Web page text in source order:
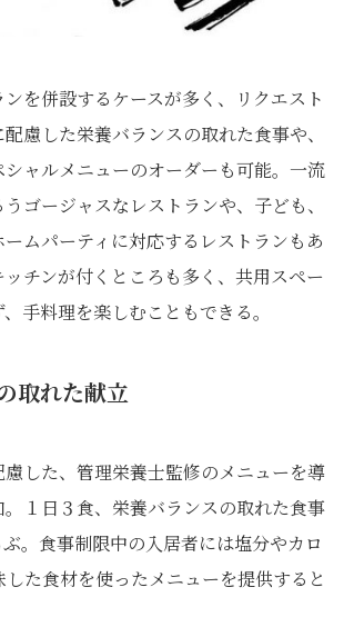
を併設するケースが多く、リクエスト
慮した栄養バランスの取れた食事や、
ャルメニューのオーダーも可能。一流
ゴージャスなレストランや、子ども、
ムパーティに対応するレストランもあ
チンが付くところも多く、共用スペー
手料理を楽しむこともできる。
取れた献立
慮した、管理栄養士監修のメニューを導
。１日３食、栄養バランスの取れた食事
。食事制限中の入居者には塩分やカロ
した食材を使ったメニューを提供すると